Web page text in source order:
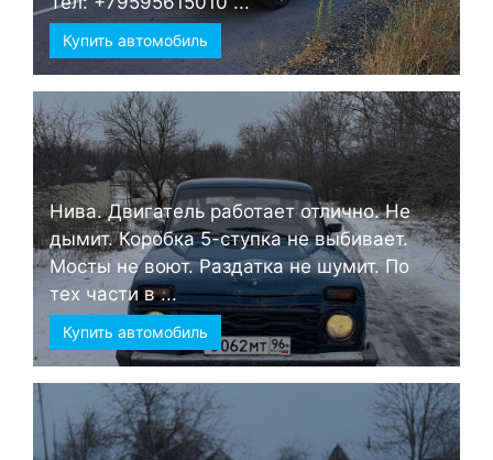
Купить автомобиль
Нива. Двигатель работает отлично. Не
дымит. Коробка 5-ступка не выбивает.
Мосты не воют. Раздатка не шумит. По
тех части в ...
Купить автомобиль